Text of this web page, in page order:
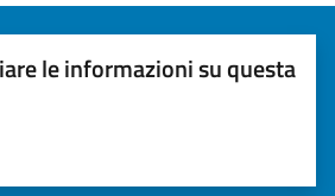
le informazioni su questa
(da 1 a 5 stelle)
stelle per valutare la chiarezza delle
5 stelle su 5
su 5
su 5
5